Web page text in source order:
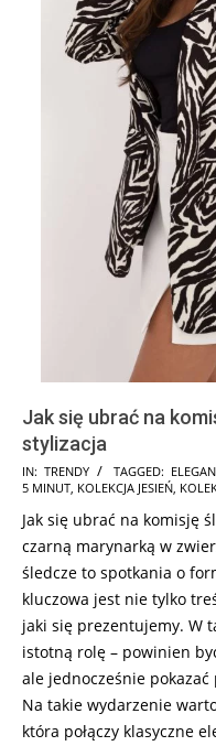
Jak się ubrać na
stylizacja
2024-
10-
16
IN: TRENDY TAGGED:
5 MINUT, KOLEKCJA JESIEŃ,
Jak się ubrać na komisję
czarną marynarką w
śledcze to spotkania o
kluczowa jest nie tylko
jaki się prezentujemy. W
istotną rolę – powinien
ale jednocześnie
Na takie wydarzenie
która połączy klasyczne